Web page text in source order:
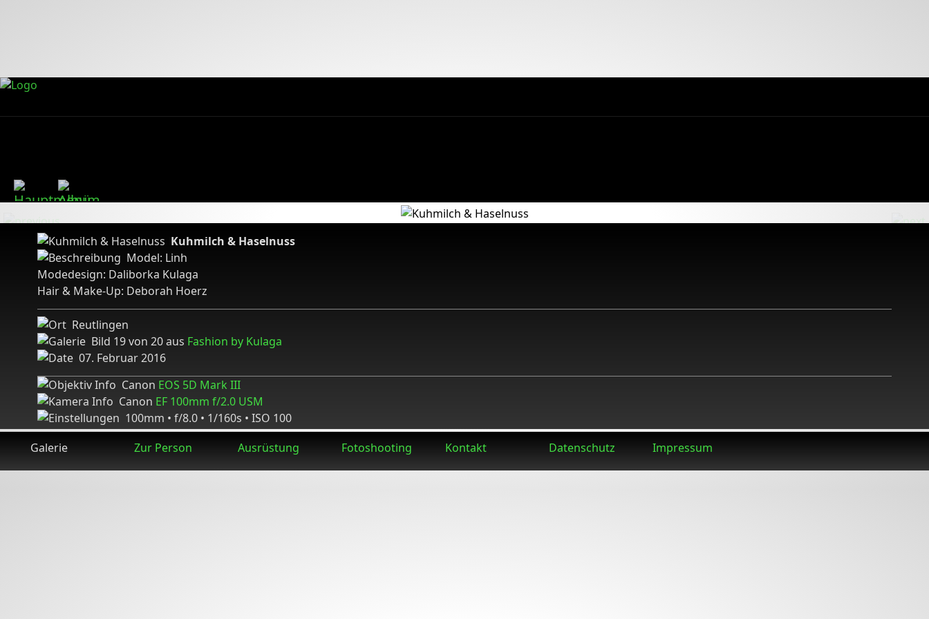
Kuhmilch & Haselnuss
Model: Linh
Modedesign: Daliborka Kulaga
Hair & Make-Up: Deborah Hoerz
Reutlingen
Bild 19 von 20 aus Fashion by Kulaga
07. Februar 2016
Canon EOS 5D Mark III
Canon EF 100mm f/2.0 USM
100mm • f/8.0 • 1/160s • ISO 100
Galerie
Zur Person Ausrüstung Fotoshooting Kontakt Datenschutz Impressum